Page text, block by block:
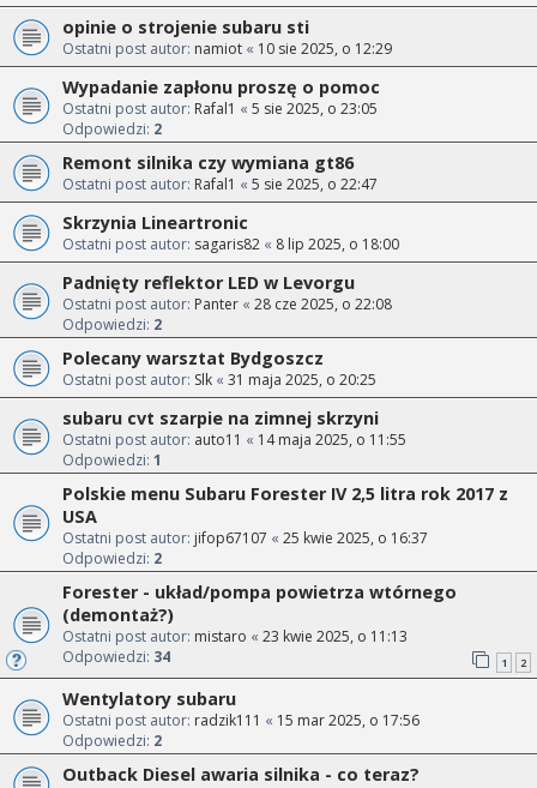
opinie o strojenie subaru sti
Ostatni post autor: namiot « 10 sie 2025, o 12:29
Wypadanie zapłonu proszę o pomoc
Ostatni post autor: Rafal1 « 5 sie 2025, o 23:05
Odpowiedzi: 2
Remont silnika czy wymiana gt86
Ostatni post autor: Rafal1 « 5 sie 2025, o 22:47
Skrzynia Lineartronic
Ostatni post autor: sagaris82 « 8 lip 2025, o 18:00
Padnięty reflektor LED w Levorgu
Ostatni post autor: Panter « 28 cze 2025, o 22:08
Odpowiedzi: 2
Polecany warsztat Bydgoszcz
Ostatni post autor: Slk « 31 maja 2025, o 20:25
subaru cvt szarpie na zimnej skrzyni
Ostatni post autor: auto11 « 14 maja 2025, o 11:55
Odpowiedzi: 1
Polskie menu Subaru Forester IV 2,5 litra rok 2017 z
USA
Ostatni post autor: jifop67107 « 25 kwie 2025, o 16:37
Odpowiedzi: 2
Forester - układ/pompa powietrza wtórnego
(demontaż?)
Ostatni post autor: mistaro « 23 kwie 2025, o 11:13
Odpowiedzi: 34 1 2
Wentylatory subaru
Ostatni post autor: radzik111 « 15 mar 2025, o 17:56
Odpowiedzi: 2
Outback Diesel awaria silnika - co teraz?